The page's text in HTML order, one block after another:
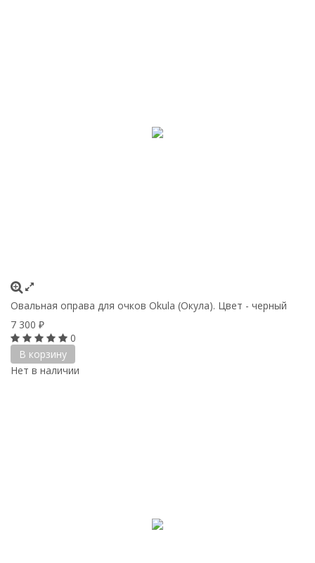
Овальная оправа для очков Okula (Окула). Цвет - черный
7 300 ₽
0
В корзину
Нет в наличии